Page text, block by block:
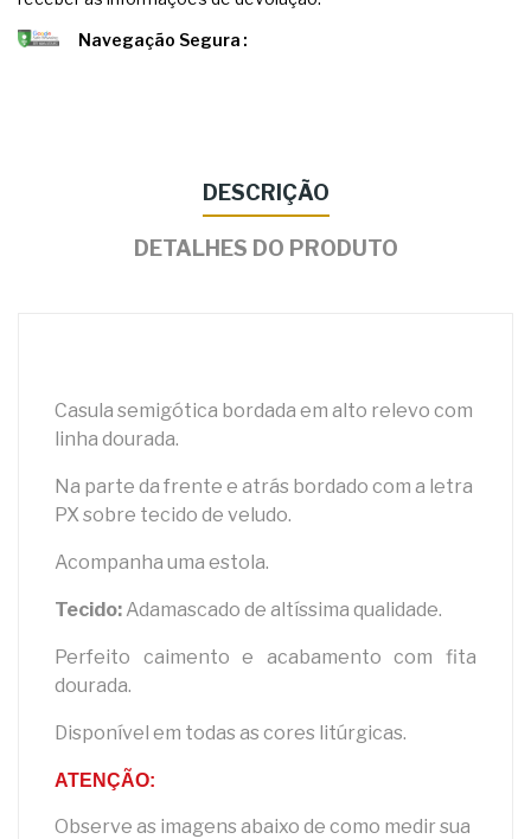
Navegação Segura
DESCRIÇÃO
DETALHES DO PRODUTO
Casula semigótica bordada em alto relevo com
linha dourada.
Na parte da frente e atrás bordado com a letra
PX sobre tecido de veludo.
Acompanha uma estola.
Tecido: Adamascado de altíssima qualidade.
Perfeito caimento e acabamento com fita
dourada.
Disponível em todas as cores litúrgicas.
ATENÇÃO:
Observe as imagens abaixo de como medir sua